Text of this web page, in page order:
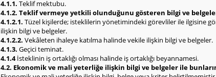
4.1.1. Teklif mektubu.
4.1.2. Teklif vermeye yetkili olunduğunu gösteren bilgi ve
4.1.2.1. Tüzel kişilerde; isteklilerin yönetimindeki görevliler ile ilgisine
ilişkin bilgi ve belgeler.
4.1.2.2. Vekâleten ihaleye katılma halinde vekile ilişkin bilgi ve belgeler.
4.1.3. Geçici teminat.
4.1.4İsteklinin iş ortaklığı olması halinde iş ortaklığı beyannamesi.
4.2. Ekonomik ve mali yeterliğe ilişkin bilgi ve belgeler ile